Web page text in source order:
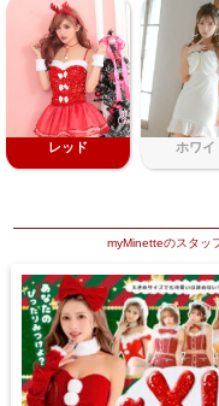
レッド ホワイ
myMinetteのスタッ